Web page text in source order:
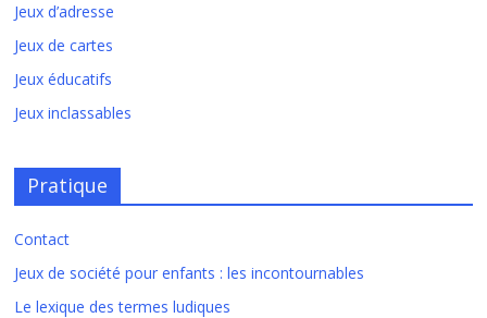
Jeux d’adresse
Jeux de cartes
Jeux éducatifs
Jeux inclassables
Pratique
Contact
Jeux de société pour enfants : les incontournables
Le lexique des termes ludiques